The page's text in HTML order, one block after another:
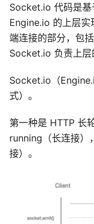
Socket.io 代码是
Engine.io 的上层实
端连接的部分，包
Socket.io 负责上层
Socket.io（
式）。
第一种是 HTTP 长
running（长连接
接）。